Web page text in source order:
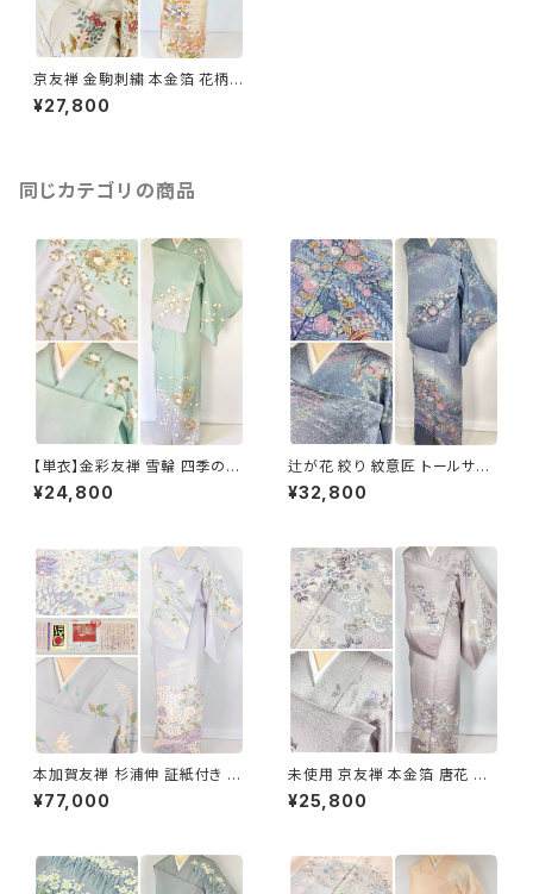
京友禅 金駒刺繍 本金箔 花柄
一つ紋 訪問着 正絹 オフホワイ
ト 白 839
¥27,800
同じカテゴリの商品
【単衣】金彩友禅 雪輪 四季の
花々 正絹 訪問着 黄緑 青緑 紫
1418
¥24,800
辻が花 絞り 紋意匠 トールサイ
ズ 金彩 訪問着 正絹 袷 青 ブル
ー 紫 1273
¥32,800
本加賀友禅 杉浦伸 証紙付き 訪
問着 花柄 正絹 紫 白 パステル
白菫色 1080
¥77,000
未使用 京友禅 本金箔 唐花 訪
問着 袷 正絹 紫 グレー 白 1165
¥25,800